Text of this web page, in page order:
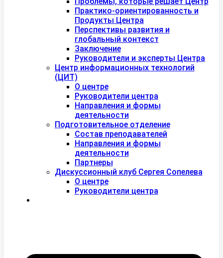
Практико-ориентированность и
Продукты Центра
Перспективы развития и
глобальный контекст
Заключение
Руководители и эксперты Центра
Центр информационных технологий
(ЦИТ)
О центре
Руководители центра
Направления и формы
деятельности
Подготовительное отделение
Состав преподавателей
Направления и формы
деятельности
Партнеры
Дискуссионный клуб Сергея Сопелева
О центре
Руководители центра